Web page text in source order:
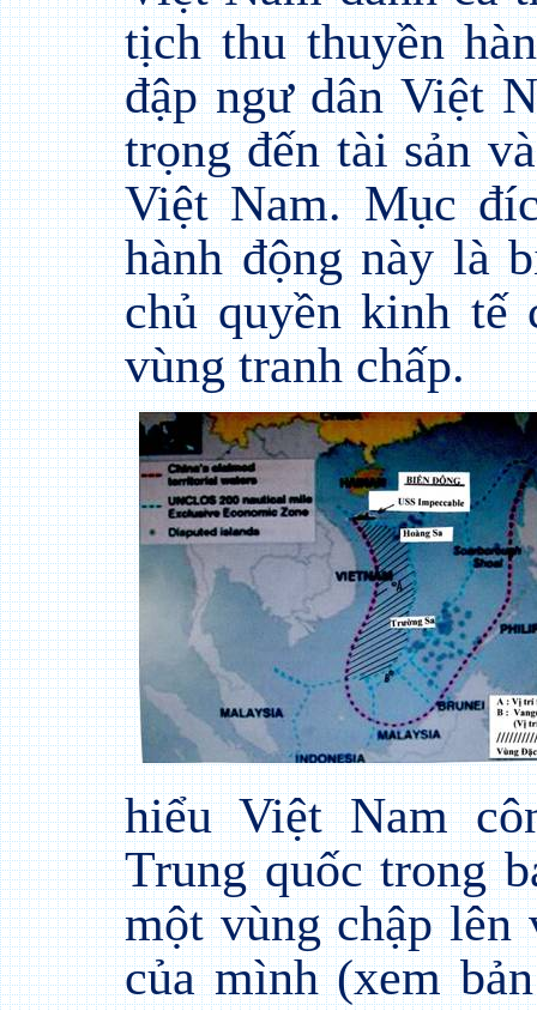
tịch thu thuyền
đập ngư dân Việt
trọng đến tài sản
Việt Nam. Mục
hành động này là
chủ quyền kinh tế
vùng tranh chấp.
hiểu Việt Nam
Trung quốc trong
một vùng chập
của mình (xem